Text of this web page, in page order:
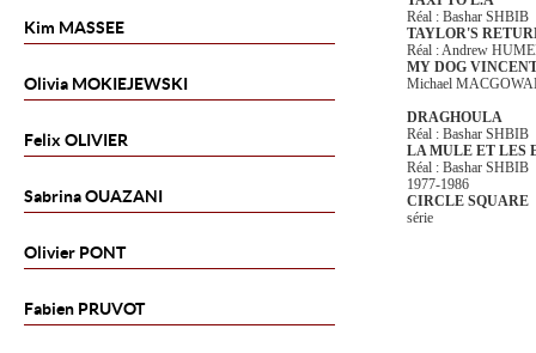
Kim MASSEE
Olivia MOKIEJEWSKI
Felix OLIVIER
SabrinaOUAZANI
Olivier PONT
Fabien PRUVOT
Réal : Bashar SHBIB
TAYLOR'S
Réal : Andrew
MY DOG
Michael
DRAGHOULA
Réal : Bashar SHBIB
LA MULE ET LES
Réal : Bashar SHBIB
1977-1986
CIRCLE SQUARE
série